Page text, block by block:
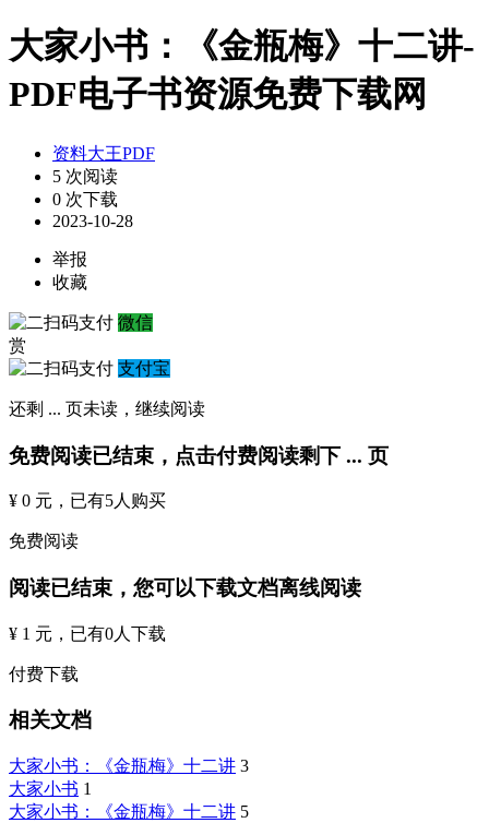
大家小书：《金瓶梅》十二讲-
PDF电子书资源免费下载网
资料大王PDF
5 次阅读
0 次下载
2023-10-28
举报
收藏
微信
赏
支付宝
还剩 ... 页未读， 继续阅读
免费阅读已结束，点击付费阅读剩下 ... 页
¥ 0 元 ，已有5人购买
免费阅读
阅读已结束，您可以下载文档离线阅读
¥ 1 元 ，已有0人下载
付费下载
相关文档
大家小书：《金瓶梅》十二讲 3
大家小书 1
大家小书：《金瓶梅》十二讲 5